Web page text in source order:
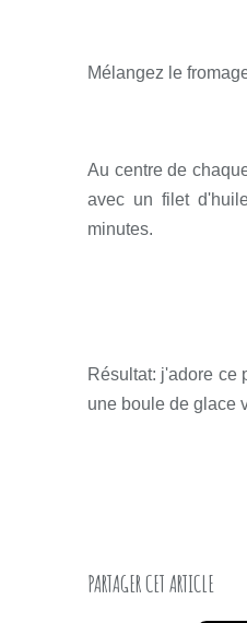
Mélangez le
Au centre de
avec un filet
minutes.
Résultat: j'adore ce
une boule de glace
PARTAGER CET ARTICLE